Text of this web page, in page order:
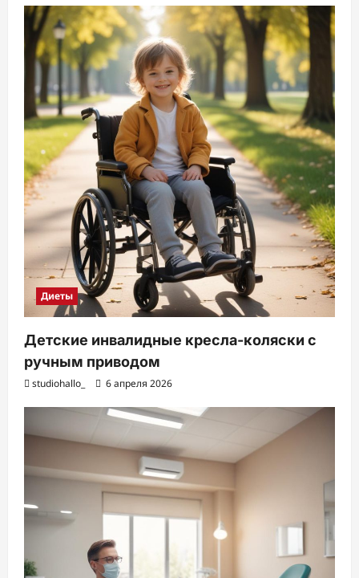
Диеты
Детские инвалидные кресла-коляски с
ручным приводом
studiohallo_ 6 апреля 2026